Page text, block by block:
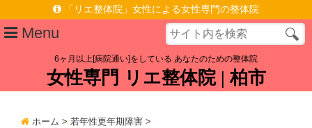
「リエ整体院」女性による女性専門の整体院
Menu
プロフィール
6ヶ月以上[病院通い]をしている あなたのための整体院
女性専門 リエ整体院 | 柏市
ホーム > 若年性更年期障害 >